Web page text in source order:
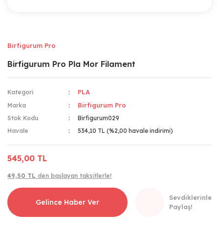
Birfigurum Pro
Birfigurum Pro Pla Mor Filament
Kategori PLA
Marka Birfigurum Pro
Stok Kodu
Birfigurum029
Havale
534,10 TL (%2,00 havale indirimi)
545,00 TL
49,50 TL den başlayan taksitlerle!
Gelince Haber Ver
Sevdiklerinle
Paylaş!